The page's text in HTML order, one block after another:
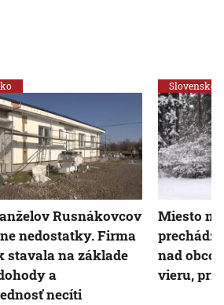
Rusnákovcov
nedostatky. Firma
stavala na základe
a
necíti
Slovensko
Miesto
nad
vieru,